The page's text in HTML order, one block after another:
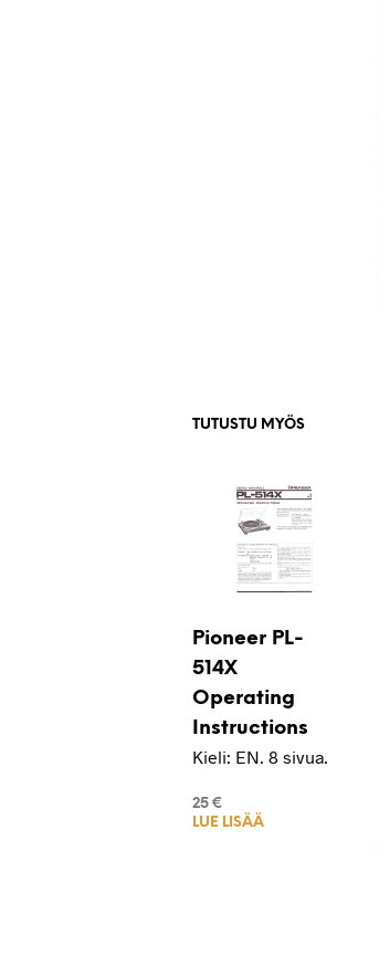
TUTUSTU MYÖS
Pioneer PL-
514X
Operating
Instructions
Kieli: EN. 8 sivua.
25€
LUE LISÄÄ